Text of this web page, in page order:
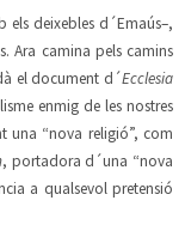
deixebles d´Emaús–,
Ara camina pels camins
el document d´Ecclesia
enmig de les nostres
una “nova religió”, com
, portadora d´una “nova
a qualsevol pretensió